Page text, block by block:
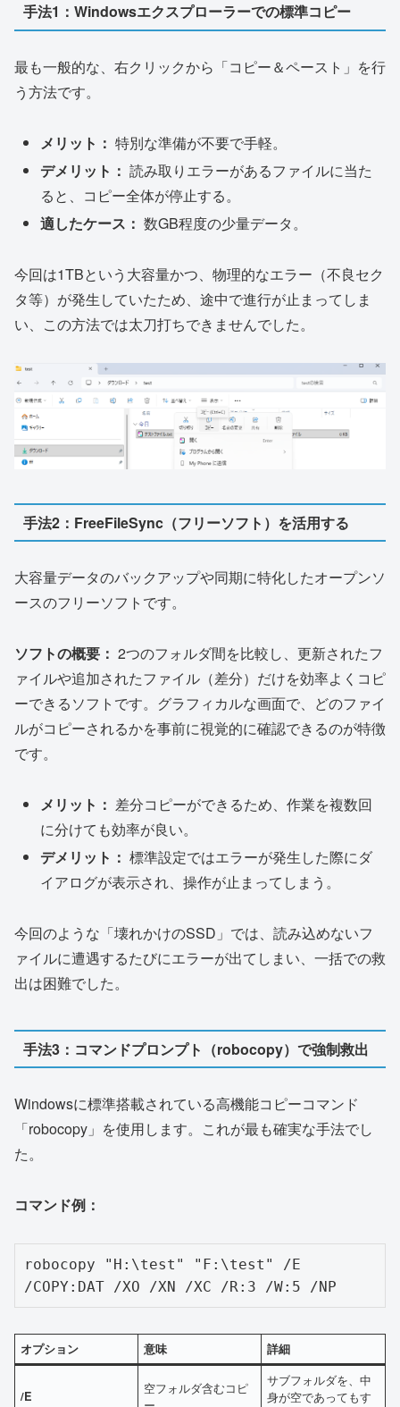
手法1：Windowsエクスプローラーでの標準コピー
最も一般的な、右クリックから「コピー＆ペースト」を行
う方法です。
メリット： 特別な準備が不要で手軽。
デメリット： 読み取りエラーがあるファイルに当た
ると、コピー全体が停止する。
適したケース： 数GB程度の少量データ。
今回は1TBという大容量かつ、物理的なエラー（不良セク
タ等）が発生していたため、途中で進行が止まってしま
い、この方法では太刀打ちできませんでした。
手法2：FreeFileSync（フリーソフト）を活用する
大容量データのバックアップや同期に特化したオープンソ
ースのフリーソフトです。
ソフトの概要： 2つのフォルダ間を比較し、更新されたフ
ァイルや追加されたファイル（差分）だけを効率よくコピ
ーできるソフトです。グラフィカルな画面で、どのファイ
ルがコピーされるかを事前に視覚的に確認できるのが特徴
です。
メリット： 差分コピーができるため、作業を複数回
に分けても効率が良い。
デメリット： 標準設定ではエラーが発生した際にダ
イアログが表示され、操作が止まってしまう。
今回のような「壊れかけのSSD」では、読み込めないフ
ァイルに遭遇するたびにエラーが出てしまい、一括での救
出は困難でした。
手法3：コマンドプロンプト（robocopy）で強制救出
Windowsに標準搭載されている高機能コピーコマンド
「robocopy」を使用します。これが最も確実な手法でし
た。
コマンド例：
robocopy "H:\test" "F:\test" /E
/COPY:DAT /XO /XN /XC /R:3 /W:5 /NP
オプション 意味 詳細
/E
空フォルダ含むコピ
サブフォルダを、中
身が空であってもす